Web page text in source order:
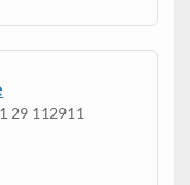
29 112911